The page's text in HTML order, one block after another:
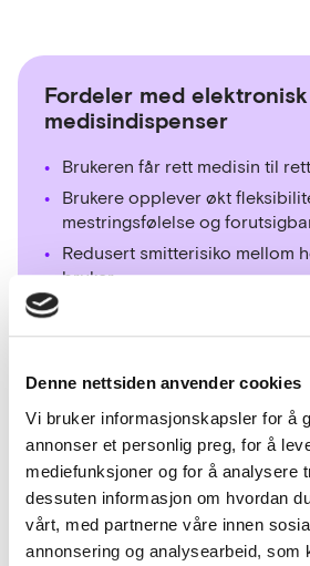
Denne nettsiden anvender cookies
Vi bruker informasjonskapsler for å
annonser et personlig preg, for å
mediefunksjoner og for å analysere
dessuten informasjon om hvordan
vårt, med partnerne våre innen
annonsering og analysearbeid, som
Fordeler med elektronisk
medisindispenser
Brukeren får rett medisin til
Brukere opplever økt
mestringsfølelse og
Redusert smitterisiko mellom
bruker.
Ti til femten
hjemmeboende frigjør ett
I korte trekk
En robust versjon som passer
En mobil dispenser som får
Brukes av to hundre
Norge